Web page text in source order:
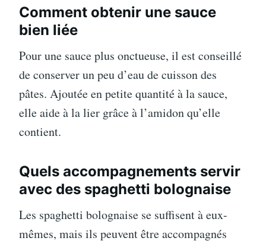
Comment obtenir une sauce
bien liée
Pour une sauce plus onctueuse, il est conseillé
de conserver un peu d’eau de cuisson des
pâtes. Ajoutée en petite quantité à la sauce,
elle aide à la lier grâce à l’amidon qu’elle
contient.
Quels accompagnements servir
avec des spaghetti bolognaise
Les spaghetti bolognaise se suffisent à eux-
mêmes, mais ils peuvent être accompagnés